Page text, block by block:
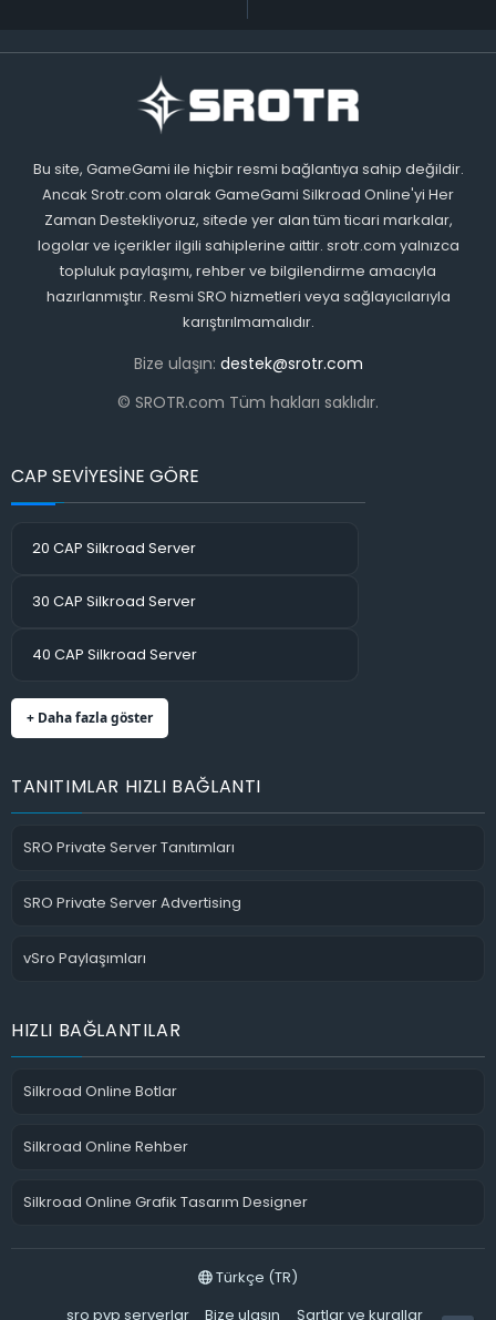
Bu site, GameGami ile hiçbir resmi bağlantıya sahip değildir.
Ancak Srotr.com olarak GameGami Silkroad Online'yi Her
Zaman Destekliyoruz, sitede yer alan tüm ticari markalar,
logolar ve içerikler ilgili sahiplerine aittir. srotr.com yalnızca
topluluk paylaşımı, rehber ve bilgilendirme amacıyla
hazırlanmıştır. Resmi SRO hizmetleri veya sağlayıcılarıyla
karıştırılmamalıdır.
Bize ulaşın: destek@srotr.com
© SROTR.com Tüm hakları saklıdır.
CAP SEVİYESİNE GÖRE
20 CAP Silkroad Server
30 CAP Silkroad Server
40 CAP Silkroad Server
+ Daha fazla göster
TANITIMLAR HIZLI BAĞLANTI
SRO Private Server Tanıtımları
SRO Private Server Advertising
vSro Paylaşımları
HIZLI BAĞLANTILAR
Silkroad Online Botlar
Silkroad Online Rehber
Silkroad Online Grafik Tasarım Designer
Türkçe (TR)
sro pvp serverlar
Bize ulaşın Şartlar ve kurallar